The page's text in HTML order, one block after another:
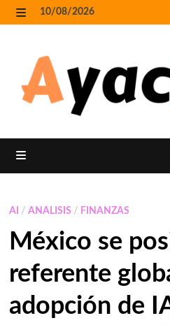
Skip
to
10/08/2026
AI / ANALISIS / FINANZAS
México se
referente
adopción de